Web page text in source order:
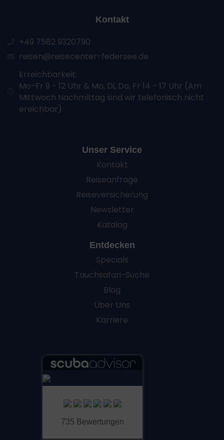
Kontakt
+49 7582 9320790
reisen@reisecenter-federsee.de
Erreichbarkeit:
Mo-Fr 9 - 12 Uhr & Mo, Di, Do, Fr 14 - 17 Uhr (Am
Mittwoch Nachmittag sind wir telefonisch nicht
ereichbar)
Unser Service
Kontakt
Reiseanfrage
Reiseversicherung
Newsletter
Katalog
Entdecken
Specials
Tauchsafari-Suche
Blog
Über Uns
Karriere
735 Bewertungen